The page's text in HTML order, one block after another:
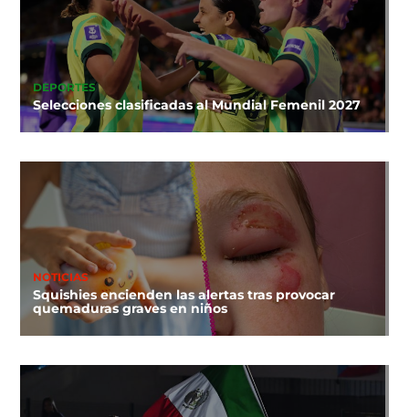
DEPORTES
Selecciones clasificadas al Mundial Femenil 2027
NOTICIAS
Squishies encienden las alertas tras provocar
quemaduras graves en niños